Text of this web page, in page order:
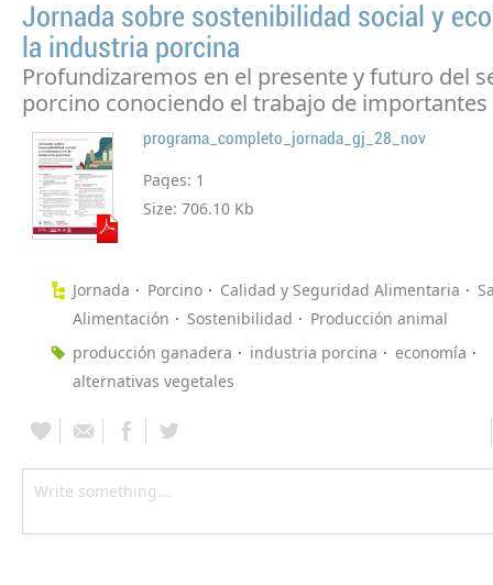
Jornada sobre sostenibilidad social y
la industria porcina
Profundizaremos en el presente y futuro del
porcino conociendo el trabajo de
programa_completo_jornada_gj_28_nov
Pages: 1
Size: 706.10 Kb
Jornada Porcino Calidad y Seguridad Alimentaria
Alimentación
Sostenibilidad
Producción animal
producción ganadera
industria porcina
economía
alternativas vegetales